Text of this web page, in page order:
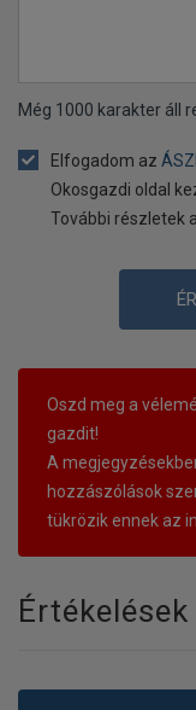
Még 1000 karakter áll
Elfogadom az
Okosgazdi oldal
További részletek
Oszd meg a
gazdit!
A
hozzászólások
tükrözik ennek az
Értékelések